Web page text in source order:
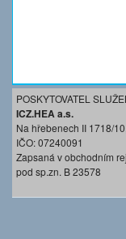
POSKYTOVATEL
ICZ.HEA a.s.
Na hřebenech II 1718/
IČO: 07240091
Zapsaná v obchodním
pod sp.zn. B 23578